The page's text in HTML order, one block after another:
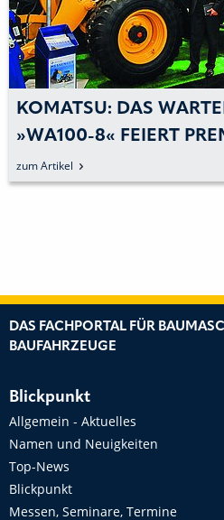
KOMATSU: DAS
»WA100-8« FEIERT
zum Artikel
DAS FACHPORTAL FÜR
BAUFAHRZEUGE
Blickpunkt
Allgemein - Aktuelles
Namen und Neuigkeiten
Top-News
Blickpunkt
Messen, Seminare, Termine